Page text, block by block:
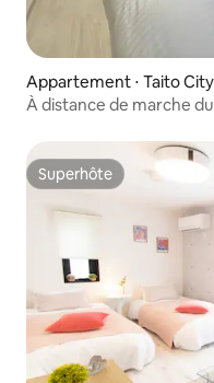
Appartement ⋅ Taito City
À distance de marche
tourisme et les séjours
Superhôte
Superhôte